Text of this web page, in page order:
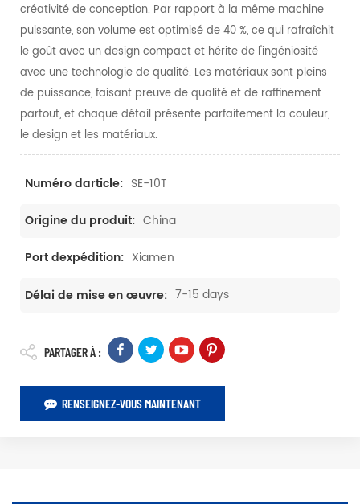
créativité de conception. Par rapport à la même machine
puissante, son volume est optimisé de 40 %, ce qui rafraîchit
le goût avec un design compact et hérite de l'ingéniosité
avec une technologie de qualité. Les matériaux sont pleins
de puissance, faisant preuve de qualité et de raffinement
partout, et chaque détail présente parfaitement la couleur,
le design et les matériaux.
Numéro darticle: SE-10T
Origine du produit: China
Port dexpédition: Xiamen
Délai de mise en œuvre: 7-15 days
PARTAGER À :
RENSEIGNEZ-VOUS MAINTENANT